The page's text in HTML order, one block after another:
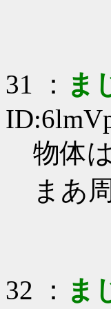
31 ： ま
物体
まあ
32 ： ま